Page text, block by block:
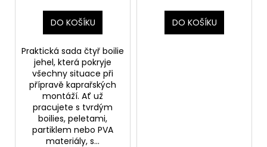
DO KOŠÍKU
Praktická sada čtyř boilie
jehel, která pokryje
všechny situace při
přípravě kaprařských
montáží. Ať už
pracujete s tvrdým
boilies, peletami,
partiklem nebo PVA
materiály, s...
DO KOŠÍKU